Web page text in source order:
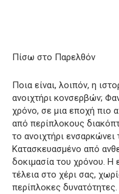
Πίσω στο Παρελθόν
Ποια είναι, λοιπόν, η
ανοιχτήρι κονσερβών;
χρόνο, σε μια εποχή πιο
από περίπλοκους
το ανοιχτήρι
Κατασκευασμένο από
δοκιμασία του χρόνου. Η
τέλεια στο χέρι σας,
περίπλοκες